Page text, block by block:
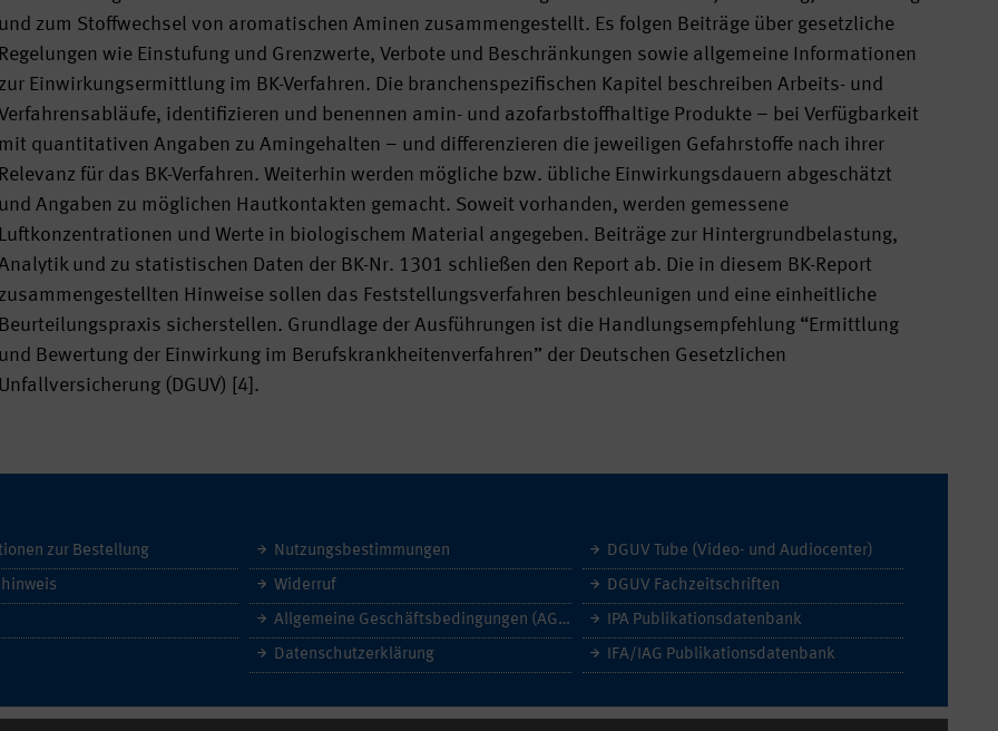
und zum Stoffwechsel von aromatischen Aminen zusammengestellt. Es folgen Beiträge über gesetzliche
Regelungen wie Einstufung und Grenzwerte, Verbote und Beschränkungen sowie allgemeine Informationen
zur Einwirkungsermittlung im BK-Verfahren. Die branchenspezifischen Kapitel beschreiben Arbeits- und
identifizieren und benennen amin- und azofarbstoffhaltige Produkte – bei Verfügbarkeit
mit quantitativen Angaben zu Amingehalten – und differenzieren die jeweiligen Gefahrstoffe nach ihrer
Relevanz für das BK-Verfahren. Weiterhin werden mögliche bzw. übliche Einwirkungsdauern abgeschätzt
und Angaben zu möglichen Hautkontakten gemacht. Soweit vorhanden, werden gemessene
Luftkonzentrationen und Werte in biologischem Material angegeben. Beiträge zur Hintergrundbelastung,
und zu statistischen Daten der BK-Nr. 1301 schließen den Report ab. Die in diesem BK-Report
zusammengestellten Hinweise sollen das Feststellungsverfahren beschleunigen und eine einheitliche
Beurteilungspraxis sicherstellen. Grundlage der Ausführungen ist die Handlungsempfehlung “Ermittlung
und Bewertung der Einwirkung im Berufskrankheitenverfahren” der Deutschen Gesetzlichen
Unfallversicherung (DGUV) [4].
zur Bestellung Nutzungsbestimmungen
Widerruf
Allgemeine Geschäftsbedingungen (AGB)
Datenschutzerklärung
DGUV Tube (Video- und Audiocenter)
DGUV Fachzeitschriften
IPA Publikationsdatenbank
IFA/IAG Publikationsdatenbank